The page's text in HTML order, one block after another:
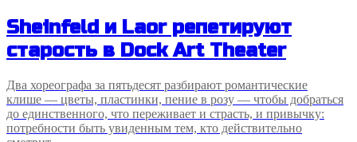
Sheinfeld и Laor репетируют
старость в Dock Art Theater
Два хореографа за пятьдесят разбирают романтические
клише — цветы, пластинки, пение в розу — чтобы добраться
до единственного, что переживает и страсть, и привычку:
потребности быть увиденным тем, кто действительно